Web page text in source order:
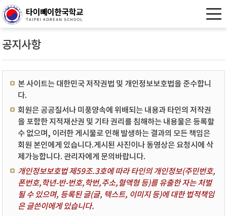
공지사항
본 사이트는 대한민국 저작권법 및 개인정보보호법을 준수합니
다.
회원은 공공질서나 미풍양속에 위배되는 내용과 타인의 저작권
을 포함한 지적재산권 및 기타 권리를 침해하는 내용물은 등록할
수 없으며, 이러한 게시물로 인해 발생하는 결과의 모든 책임은
회원 본인에게 있습니다.게시된 사진이나 동영상은 요청시에 삭
제가능합니다. 관리자에게 문의바랍니다.
개인정보보호법 제59조.3호에 따라 타인의 개인정보(주민번호,
폰번호,학년-반-번호,학번,주소,혈액형 등)를 유출한 자는 처벌
될 수 있으며, 등록된 글(글, 텍스트, 이미지 등)에 대한 법적책임
은 글쓴이에게 있습니다.